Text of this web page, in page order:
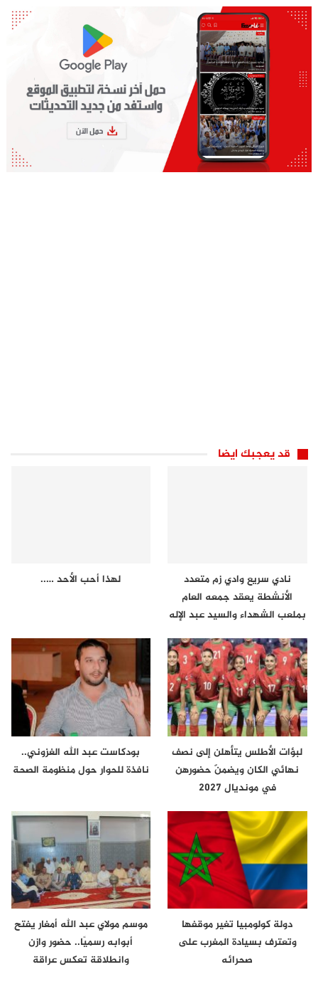
قد يعجبك ايضا
نادي سريع وادي زم متعدد
الأنشطة يعقد جمعه العام
بملعب الشهداء والسيد عبد الإله
لهذا أحب الأحد …..
لبؤات الأطلس يتأهلن إلى نصف
نهائي الكان ويضمنّ حضورهن
في مونديال 2027
بودكاست عبد الله الغزوني..
نافذة للحوار حول منظومة الصحة
دولة كولومبيا تغير موقفها
وتعترف بسيادة المغرب على
صحرائه
موسم مولاي عبد الله أمغار يفتح
أبوابه رسميًا.. حضور وازن
وانطلاقة تعكس عراقة